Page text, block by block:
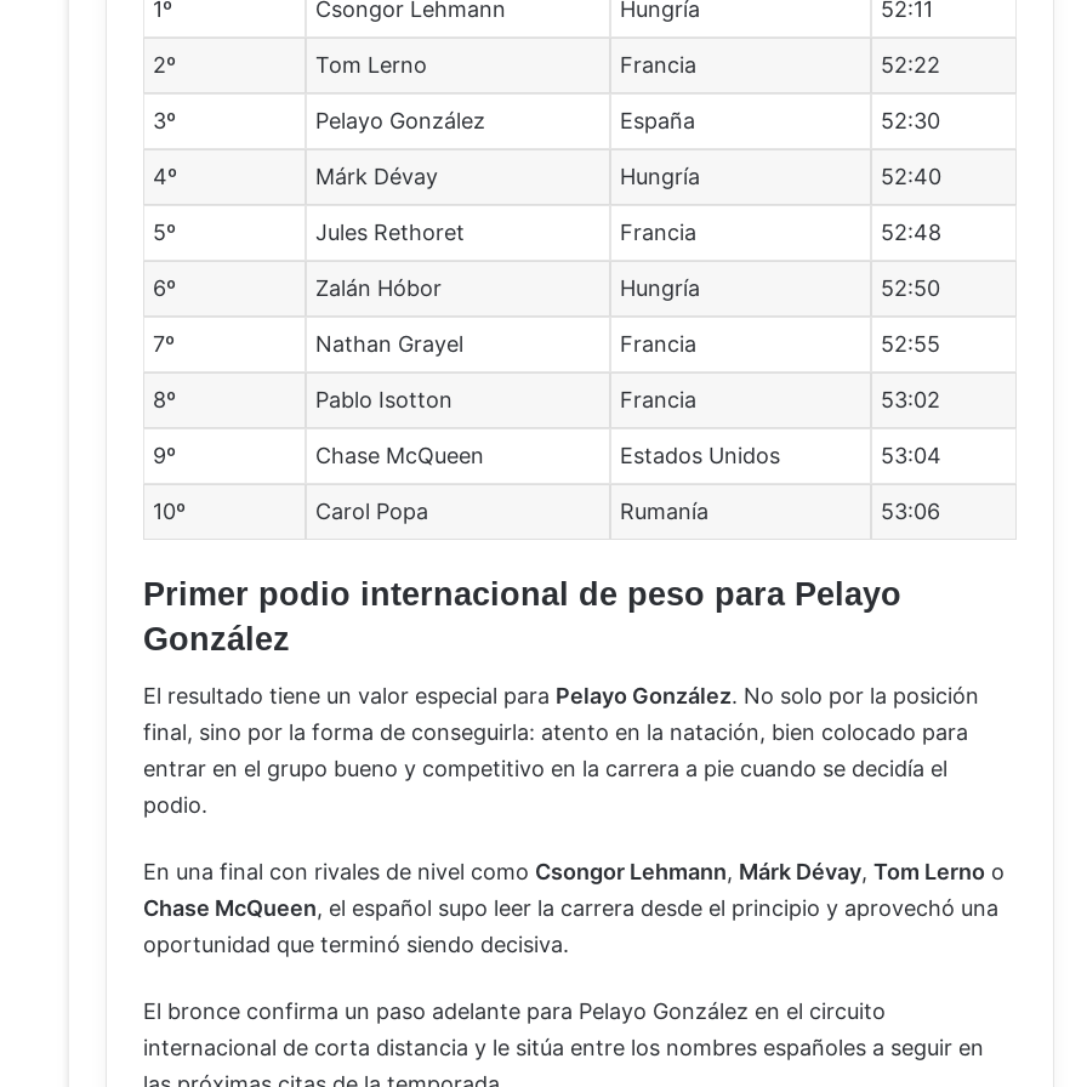
1º Csongor Lehmann Hungría 52:11
2º Tom Lerno Francia 52:22
3º Pelayo González España 52:30
4º Márk Dévay Hungría 52:40
5º Jules Rethoret Francia 52:48
6º Zalán Hóbor Hungría 52:50
7º Nathan Grayel Francia 52:55
8º Pablo Isotton Francia 53:02
9º Chase McQueen Estados Unidos 53:04
10º Carol Popa Rumanía 53:06
Primer podio internacional de peso para Pelayo
González
El resultado tiene un valor especial para Pelayo González. No solo por la posición
final, sino por la forma de conseguirla: atento en la natación, bien colocado para
entrar en el grupo bueno y competitivo en la carrera a pie cuando se decidía el
podio.
En una final con rivales de nivel como Csongor Lehmann, Márk Dévay, Tom Lerno o
Chase McQueen, el español supo leer la carrera desde el principio y aprovechó una
oportunidad que terminó siendo decisiva.
El bronce confirma un paso adelante para Pelayo González en el circuito
internacional de corta distancia y le sitúa entre los nombres españoles a seguir en